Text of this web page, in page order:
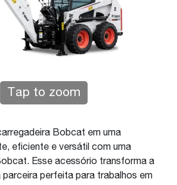
Tap to zoom
Bobcat em uma
eficiente e versátil com uma
Esse acessório transforma a
parceira perfeita para trabalhos em